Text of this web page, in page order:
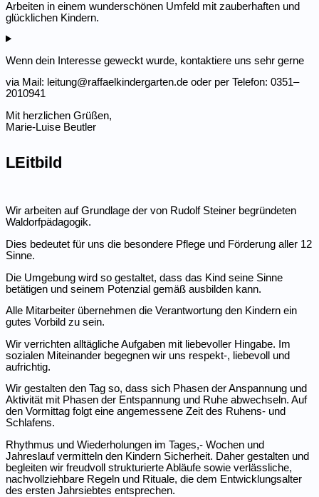
Arbeiten in einem wunder­schönen Umfeld mit zauber­haften und
glück­lichen Kindern.
Wenn dein Interesse geweckt wurde, kontak­tiere uns sehr gerne
via Mail: leitung@raffaelkindergarten.de oder per Telefon: 0351–
2010941
Mit herzlichen Grüßen,
Marie-Luise Beutler
LEitbild
Wir arbeiten auf Grundlage der von Rudolf Steiner begrün­deten
Waldorf­päd­agogik.
Dies bedeutet für uns die besondere Pflege und Förderung aller 12
Sinne.
Die Umgebung wird so gestaltet, dass das Kind seine Sinne
betätigen und seinem Potenzial gemäß ausbilden kann.
Alle Mitar­beiter übernehmen die Verant­wortung den Kindern ein
gutes Vorbild zu sein.
Wir verrichten alltäg­liche Aufgaben mit liebe­voller Hingabe. Im
sozialen Mitein­ander begegnen wir uns respekt‑, liebevoll und
aufrichtig.
Wir gestalten den Tag so, dass sich Phasen der Anspannung und
Aktivität mit Phasen der Entspannung und Ruhe abwechseln. Auf
den Vormittag folgt eine angemessene Zeit des Ruhens- und
Schlafens.
Rhythmus und Wieder­ho­lungen im Tages,- Wochen und
Jahreslauf vermitteln den Kindern Sicherheit. Daher gestalten und
begleiten wir freudvoll struk­tu­rierte Abläufe sowie verläss­liche,
nachvoll­ziehbare Regeln und Rituale, die dem Entwick­lungs­alter
des ersten Jahrs­iebtes entsprechen.